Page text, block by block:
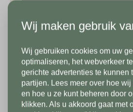
BEKIJK IN
Specificaties
Telefoonnummer*
Land*
Land*
Nederland
Postcode*
In verband met
vakantiesluiting zijn
tot en met 9/8
10/8 zien we jullie
Wij maken gebruik
Wij gebruiken cookies om uw
optimaliseren, het webverkeer
gerichte advertenties te kunnen
partijen. Lees meer over hoe
en hoe u ze kunt beheren door
klikken. Als u akkoord gaat met